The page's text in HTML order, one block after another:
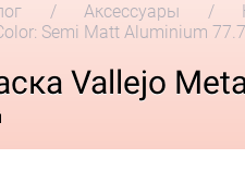
Аксессуары
Semi Matt Aluminium
Vallejo